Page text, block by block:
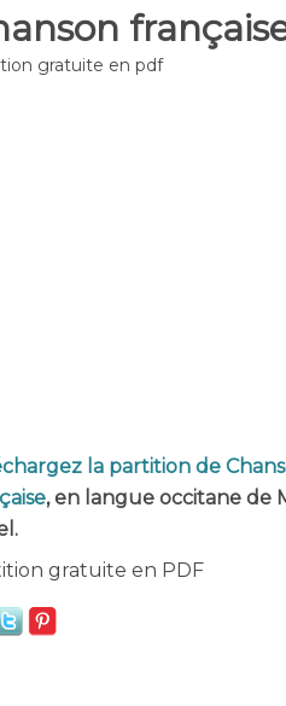
gratuite en pdf
la partition de
, en langue occitane de
gratuite en PDF